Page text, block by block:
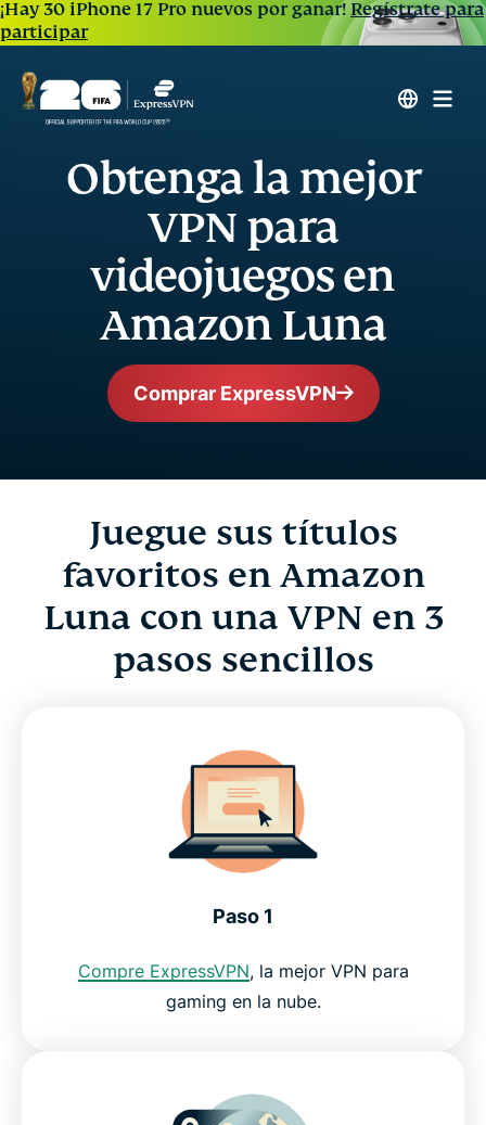
¡Hay 30 iPhone 17 Pro nuevos por ganar!Regístrate para
participar
Obtenga la mejor
VPN para
videojuegos en
Amazon Luna
Comprar ExpressVPN
Juegue sus títulos
favoritos en Amazon
Luna con una VPN en 3
pasos sencillos
Paso 1
Compre ExpressVPN, la mejor VPN para
gaming en la nube.